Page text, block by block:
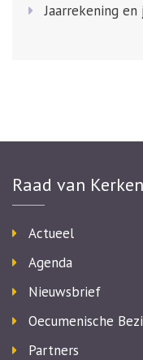
Jaarrekening
Raad van Kerken
Actueel
Agenda
Nieuwsbrief
Oecumenische
Partners